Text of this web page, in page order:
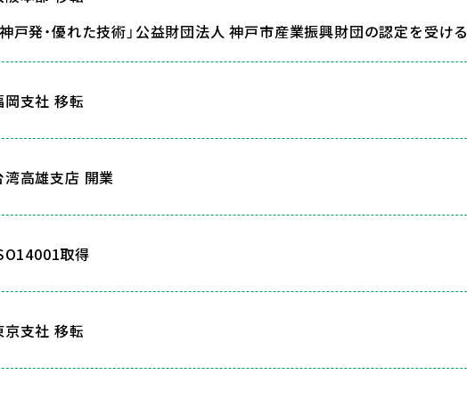
神戸発・優れた技術」公益財団法人 神戸市産業振興財団の認定を受ける
岡支社 移転
湾高雄支店 開業
取得
京支社 移転